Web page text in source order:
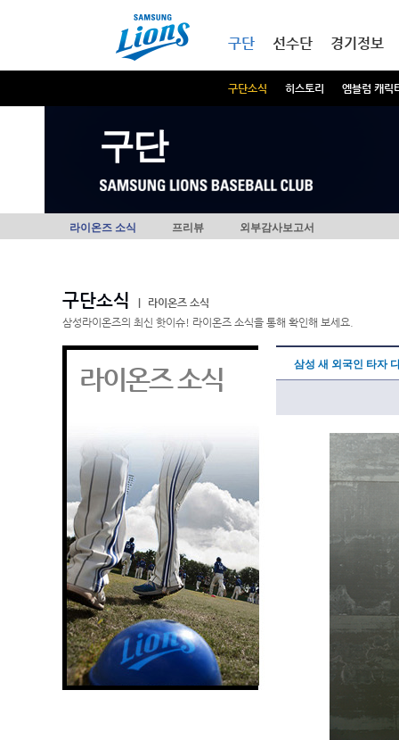
구단
구단소식 히스토리 엠블럼 캐릭
선수단 경기정보
구단
라이온즈 소식 프리뷰 외부감사보고서
구단소식
라이온즈 소식
삼성라이온즈의 최신 핫이슈! 라이온즈 소식을 통해 확인해 보세요.
라이온즈 소식 삼성 새 외국인 타자